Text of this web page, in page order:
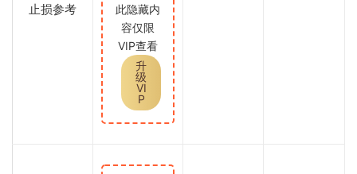
止损参考
此隐藏内
容仅限
VIP查看
升
级
VI
P